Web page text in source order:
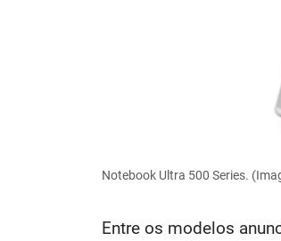
Notebook Ultra 500 Series.
Entre os modelos